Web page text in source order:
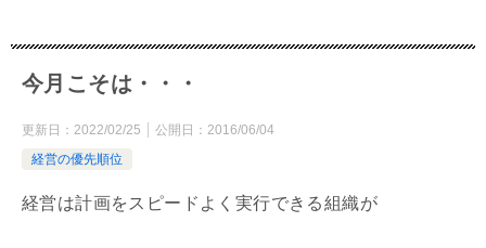
今月こそは・・・
更新日： 2022/02/25 公開日： 2016/06/04
経営の優先順位
経営は計画をスピードよく実行できる組織が